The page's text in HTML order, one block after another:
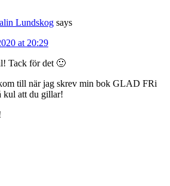
Lundskog says
at 20:29
Tack för det 🙂
till när jag skrev min bok GLAD FRi
kul att du gillar!